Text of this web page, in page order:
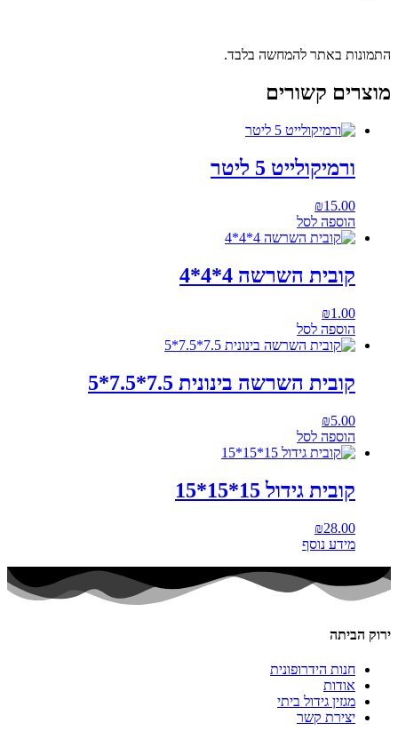
התמונות באתר להמחשה בלבד.
מוצרים קשורים
ורמיקולייט 5 ליטר
₪15.00
הוספה לסל
קובית השרשה 4*4*4
₪1.00
הוספה לסל
קובית השרשה בינונית 7.5*7.5*5
₪5.00
הוספה לסל
קובית גידול 15*15*15
₪28.00
מידע נוסף
ירוק הביתה
חנות הידרופונית
אודות
מגזין גידול ביתי
יצירת קשר